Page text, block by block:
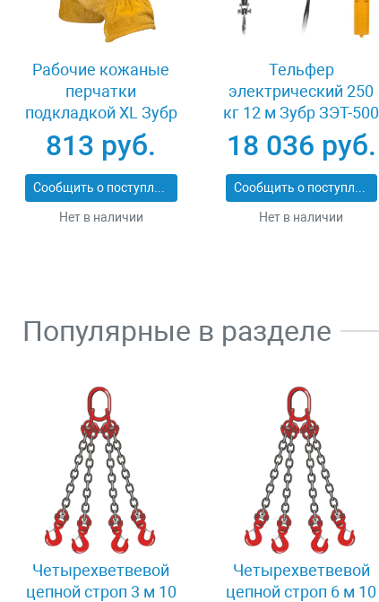
Рабочие кожаные
перчатки
подкладкой XL Зубр
МАСТЕР 1135-XL
813 руб.
Сообщить о поступлении
Нет в наличии
Тельфер
электрический 250
кг 12 м Зубр ЗЭТ-500
18 036 руб.
Сообщить о поступлении
Нет в наличии
Популярные в разделе
Четырехветвевой
цепной строп 3 м 10
Четырехветвевой
цепной строп 6 м 10